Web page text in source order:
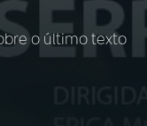
VIVOo último texto